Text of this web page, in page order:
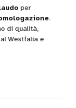
per
.
di qualità,
Westfalia e